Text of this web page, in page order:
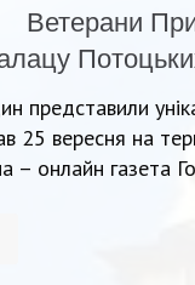
Ветерани
представили
25 вересня на
– онлайн газета